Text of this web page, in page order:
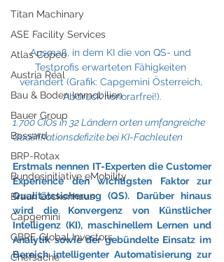
Titan Machinary
ASE Facility Services
Atlas Copco
Austria Real
Bau & Boden Immobilien
Bauer Group
Bossard
BRP-Rotax
Bundesinitiative eMobility
Braun Lockenhaus
Capgemini
CBRE Global Investors
Chefsache
Ausmaß, in dem KI die von QS- und
Testprofis erwarteten Fähigkeiten
verändert (Grafik: Capgemini Österreich,
Abdruck honorarfrei!).
1.700 CIOs in 32 Ländern orten umfangreiche
Qualifikationsdefizite bei KI-Fachleuten
Erstmals nennen IT-Experten die Customer
Experience den wichtigsten Faktor zur
Qualitätssicherung (QS). Darüber hinaus
wird die Konvergenz von Künstlicher
Intelligenz (KI), maschinellem Lernen und
Analytik sowie der gebündelte Einsatz im
Bereich intelligenter Automatisierung zur